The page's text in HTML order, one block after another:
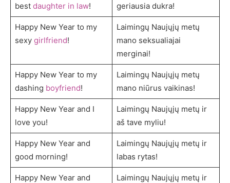
best daughter in law!
geriausia dukra!
Happy New Year to my
sexy girlfriend!
Laimingų Naujųjų metų
mano seksualiajai
merginai!
Happy New Year to my
dashing boyfriend!
Laimingų Naujųjų metų
mano niūrus vaikinas!
Happy New Year and I
love you!
Laimingų Naujųjų metų ir
aš tave myliu!
Happy New Year and
good morning!
Laimingų Naujųjų metų ir
labas rytas!
Happy New Year and
Laimingų Naujųjų metų ir